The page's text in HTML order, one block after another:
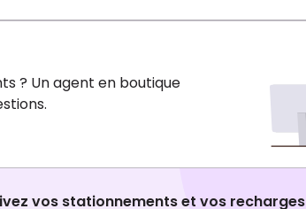
? Un agent en boutique
vos stationnements et vos recharges